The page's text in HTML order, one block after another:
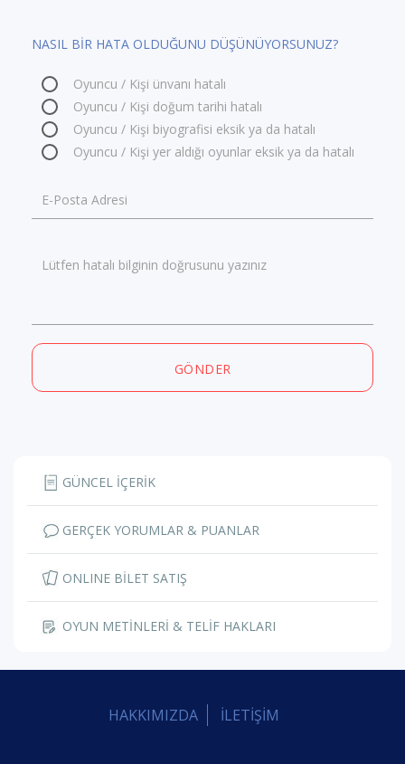
NASIL BİR HATA OLDUĞUNU DÜŞÜNÜYORSUNUZ?
Oyuncu / Kişi ünvanı hatalı
Oyuncu / Kişi doğum tarihi hatalı
Oyuncu / Kişi biyografisi eksik ya da hatalı
Oyuncu / Kişi yer aldığı oyunlar eksik ya da hatalı
E-Posta Adresi
Lütfen hatalı bilginin doğrusunu yazınız
GÖNDER
GÜNCEL İÇERİK
GERÇEK YORUMLAR & PUANLAR
ONLINE BİLET SATIŞ
OYUN METİNLERİ & TELİF HAKLARI
HAKKIMIZDA İLETİŞİM